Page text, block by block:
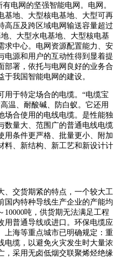
电网的坚强智能电网。电网。
基地、大型核电基地、大型可再
高压及跨区域电网输送容量超过
、大型水电基地、大型核电基
求中心。电网资源配置能力、安
电源和用户的互动性得到显着提
部署，依托与电网良好的业务合
我国智能电网的建设。
用于特定场合的电缆。“电缆宝
温、耐酸碱、防白蚁。它还用
场合使用的电线电缆。是性能独
数量大、范围广的普通电线电缆
用条件更严格、批量更小、附加
料、新结构、新工艺和新设计计
、交货期紧的特点，一个较大工
国内特种导线生产企业的产能均
10000吨，供货期无法满足工程
用普通导线或进口。环保电缆应
上海等重点城市已明确规定：重
电缆，以避免火灾发生时大量浓
，采用无卤低烟交联聚烯烃绝缘